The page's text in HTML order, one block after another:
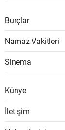
Burçlar
Namaz Vakitleri
Sinema
Künye
İletişim